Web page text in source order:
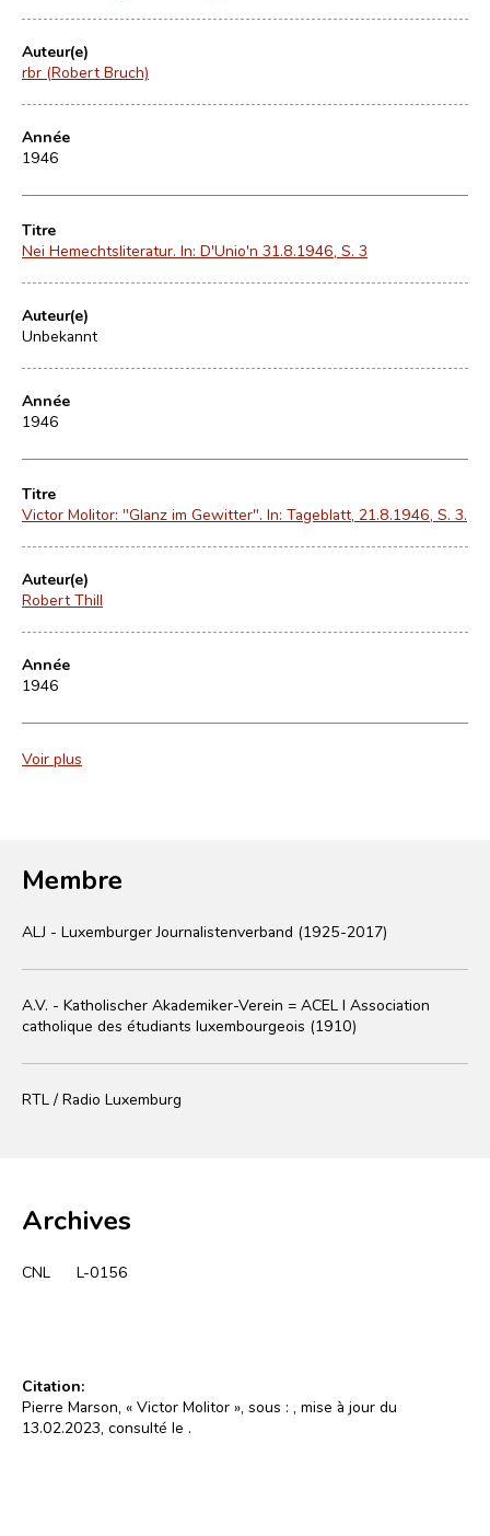
Auteur(e)
rbr (Robert Bruch)
Année
1946
Titre
Nei Hemechtsliteratur. In: D'Unio'n 31.8.1946, S. 3
Auteur(e)
Unbekannt
Année
1946
Titre
Victor Molitor: "Glanz im Gewitter". In: Tageblatt, 21.8.1946, S. 3.
Auteur(e)
Robert Thill
Année
1946
Voir plus
Membre
ALJ - Luxemburger Journalistenverband (1925-2017)
A.V. - Katholischer Akademiker-Verein = ACEL I Association
catholique des étudiants luxembourgeois (1910)
RTL / Radio Luxemburg
Archives
CNL L-0156
Citation:
Pierre Marson, « Victor Molitor », sous : , mise à jour du
13.02.2023, consulté le .